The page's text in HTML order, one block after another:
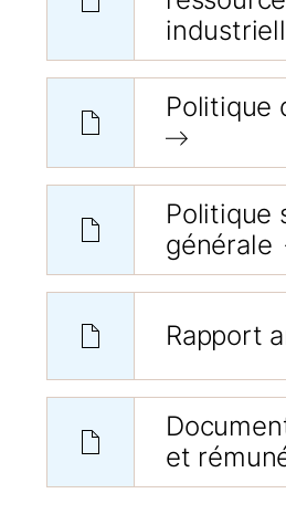
Politique
Politique
générale
Rapport
et